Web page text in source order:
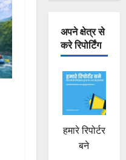
अपने क्षेत्र से
करे रिपोर्टिंग
हमारे रिपोर्टर
बने